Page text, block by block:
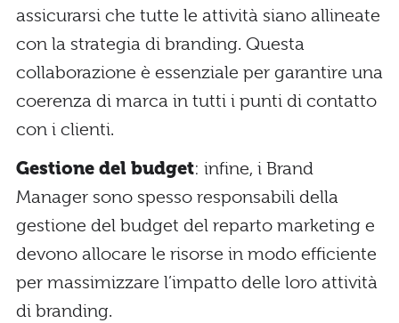
assicurarsi che tutte le attività siano allineate
con la strategia di branding. Questa
collaborazione è essenziale per garantire una
coerenza di marca in tutti i punti di contatto
con i clienti.
Gestione del budget: infine, i Brand
Manager sono spesso responsabili della
gestione del budget del reparto marketing e
devono allocare le risorse in modo efficiente
per massimizzare l’impatto delle loro attività
di branding.